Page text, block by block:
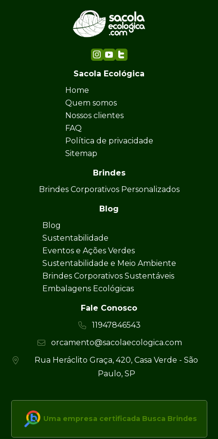
Sacola Ecológica
Home
Quem somos
Nossos clientes
FAQ
Política de privacidade
Sitemap
Brindes
Brindes Corporativos Personalizados
Blog
Blog
Sustentabilidade
Eventos e Ações Verdes
Sustentabilidade e Meio Ambiente
Brindes Corporativos Sustentáveis
Embalagens Ecológicas
Fale Conosco
11947846543
orcamento@sacolaecologica.com
Rua Heráclito Graça, 420, Casa Verde - São
Paulo, SP
Uma empresa certificada Busca Brindes